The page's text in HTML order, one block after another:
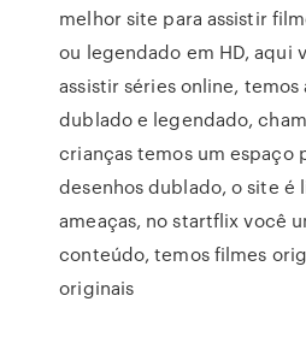
melhor site para assistir
ou legendado em HD, aqui
assistir séries online, temos
dublado e legendado,
crianças temos um espaço
desenhos dublado, o site é
ameaças, no startflix você
conteúdo, temos filmes
originais